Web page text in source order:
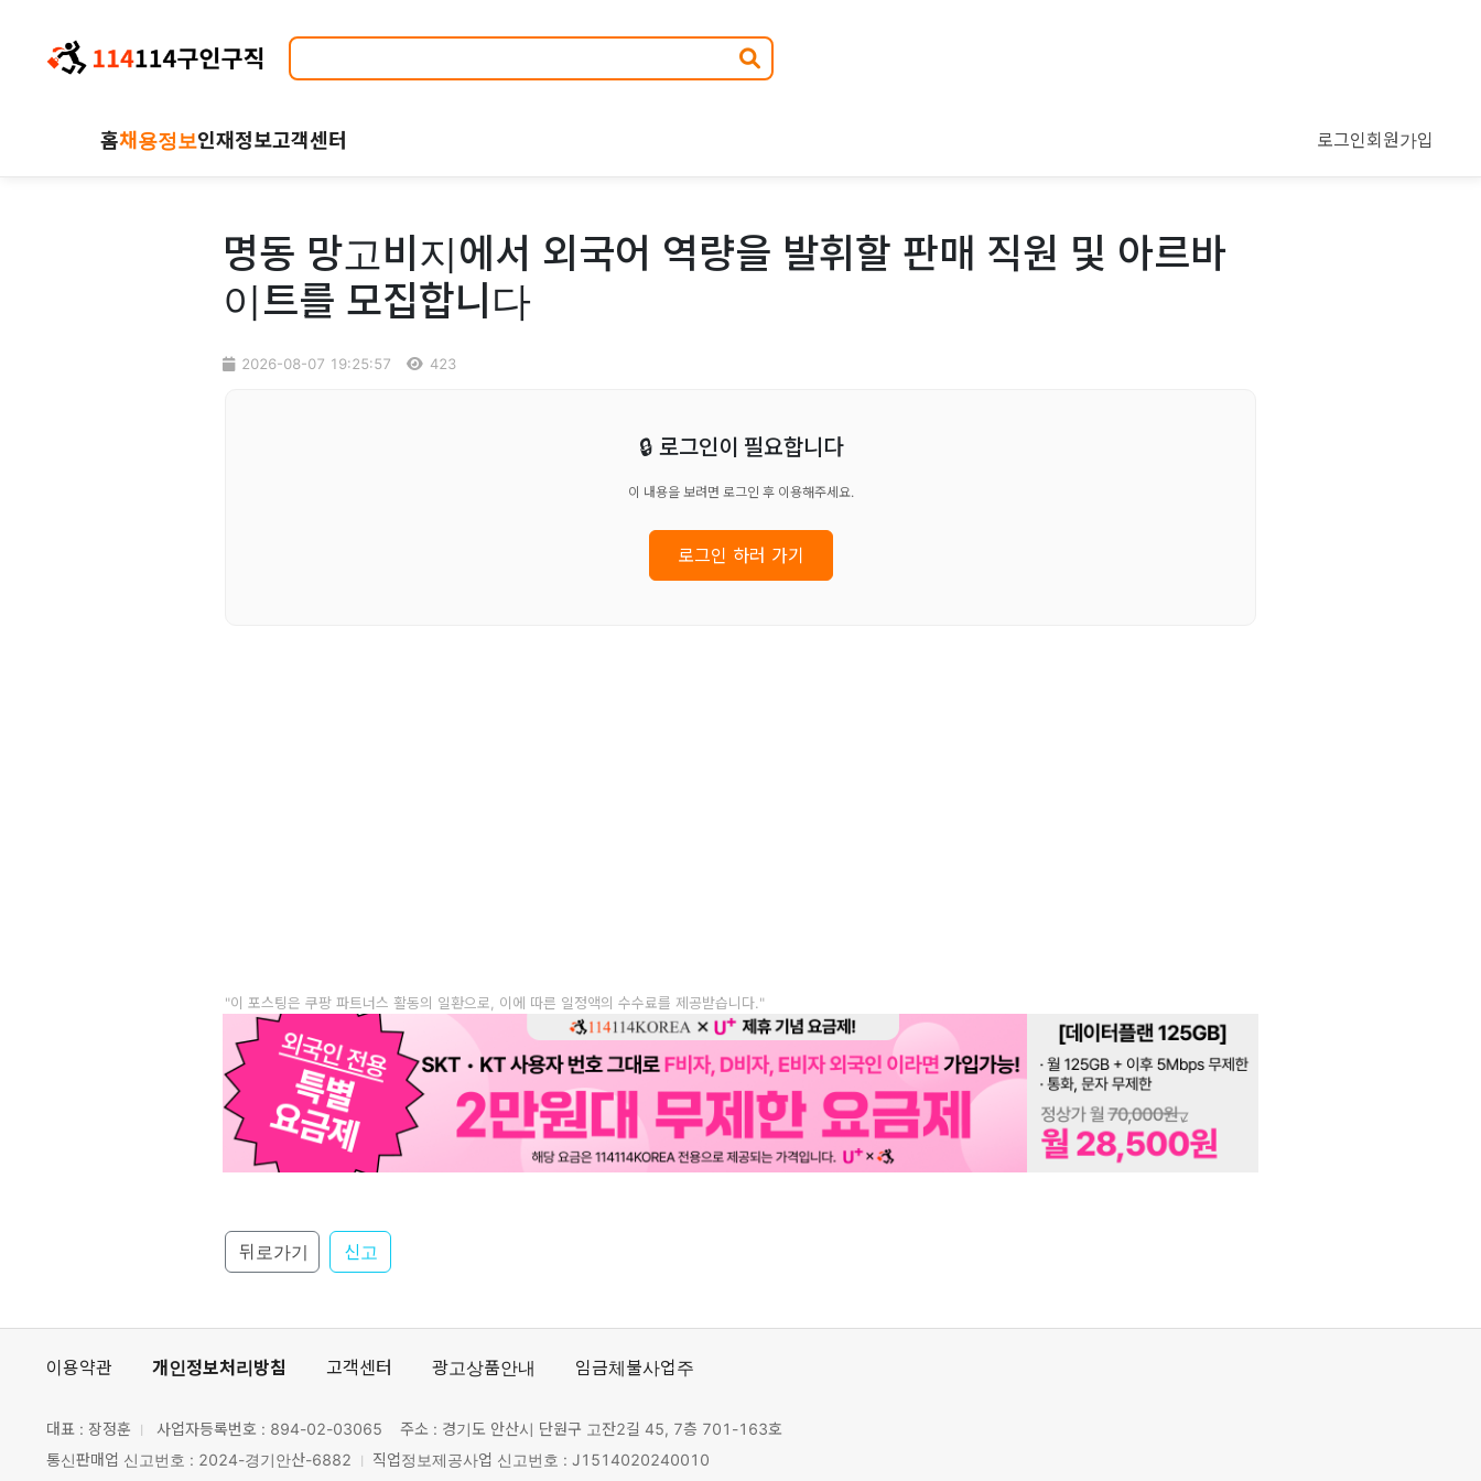
홈채용정보인재정보고객센터 로그인회원가입
명동 망고비지에서 외국어 역량을 발휘할 판매 직원 및 아르바
이트를 모집합니다
2026-08-07 19:25:57 423
🔒 로그인이 필요합니다
이 내용을 보려면 로그인 후 이용해주세요.
로그인 하러 가기
"이 포스팅은 쿠팡 파트너스 활동의 일환으로, 이에 따른 일정액의 수수료를 제공받습니다."
뒤로가기 신고
이용약관 개인정보처리방침 고객센터 광고상품안내 임금체불사업주
대표 : 장정훈 사업자등록번호 : 894-02-03065
주소 : 경기도 안산시 단원구 고잔2길 45, 7층 701-163호
통신판매업 신고번호 : 2024-경기안산-6882
직업정보제공사업 신고번호 : J1514020240010